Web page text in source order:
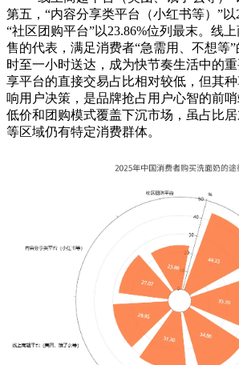
第五，“内容分享类平台（小红书等）”以
“社区团购平台”以23.86%位列最末。线
售的代表，满足消费者“急需用、不想等
时至一小时送达，成为快节奏生活中的
享平台的直接交易占比相对较低，但其
响用户决策，是品牌抢占用户心智的前
低价和团购模式覆盖下沉市场，虽占比
等区域仍有特定消费群体。